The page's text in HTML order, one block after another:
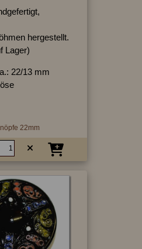
hergestellt.
Lager)
22/13 mm
22mm